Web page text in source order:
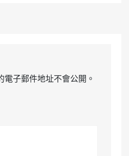
子郵件地址不會公開。